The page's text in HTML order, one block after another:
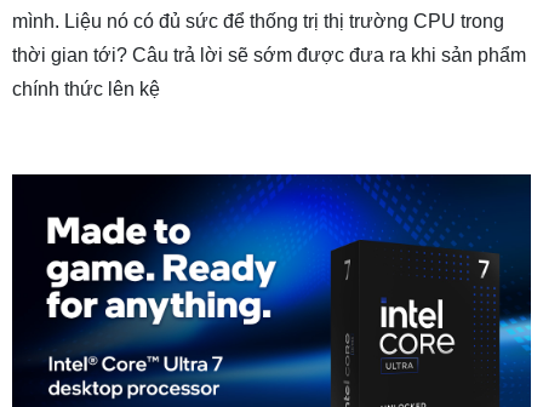
mình. Liệu nó có đủ sức để thống trị thị trường CPU trong
thời gian tới? Câu trả lời sẽ sớm được đưa ra khi sản phẩm
chính thức lên kệ